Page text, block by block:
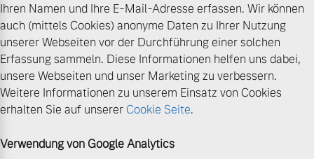
Ihren Namen und Ihre E-Mail-Adresse erfassen. Wir können
auch (mittels Cookies) anonyme Daten zu Ihrer Nutzung
unserer Webseiten vor der Durchführung einer solchen
Erfassung sammeln. Diese Informationen helfen uns dabei,
unsere Webseiten und unser Marketing zu verbessern.
Weitere Informationen zu unserem Einsatz von Cookies
erhalten Sie auf unsererCookie Seite.
Verwendung von Google Analytics